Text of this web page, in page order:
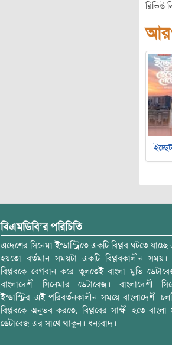
রিভিউ
বিএমডিবি’র পরিচিতি
এদেশের সিনেমা ইন্ডাস্ট্রিতে একটি বিপ্লব ঘটতে যাচ্ছে
হয়তো বর্তমান সময়টা একটি বিপ্লবকালীন
বিপ্লবকে বেগবান করে তুলতেই বাংলা মুভি
বাংলাদেশী সিনেমার ডেটাবেজ। বাংলাদেশী
ইন্ডাস্ট্রির এই পরিবর্তনকালীন সময়ে বাংলাদেশী
বিপ্লবকে অনুভব করতে, বিপ্লবের সাক্ষী হতে বাংলা
ডেটাবেজ এর সাথে থাকুন। ধন্যবাদ।